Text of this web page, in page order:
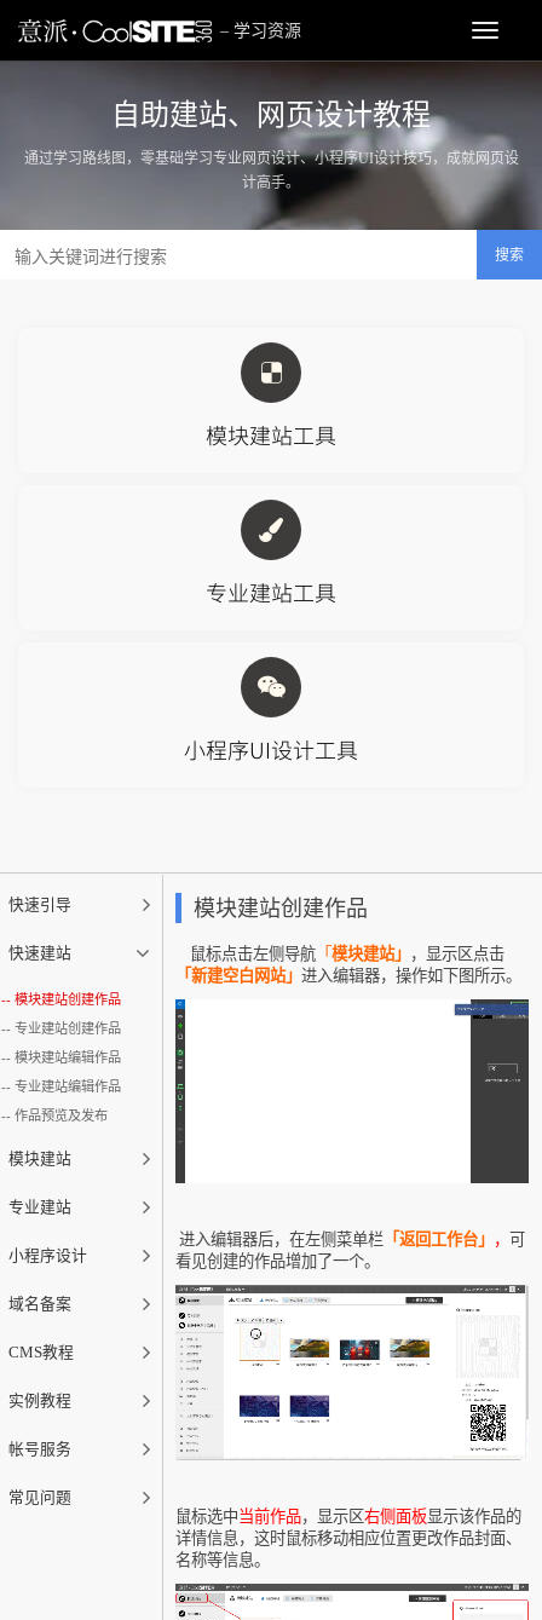
Toggle
网页设计教程
– 学习资源
自助建站、网页设计教程
通过学习路线图，零基础学习专业网页设计、小程序UI设计技巧，成就网页设
计高手。
搜索
模块建站工具
专业建站工具
小程序UI设计工具
快速引导
快速建站
模块建站创建作品
专业建站创建作品
模块建站编辑作品
专业建站编辑作品
作品预览及发布
模块建站
专业建站
小程序设计
域名备案
CMS教程
实例教程
帐号服务
常见问题
模块建站创建作品
鼠标点击左侧导航「 模块建站」 ，显示区点击
「新建空白网站」 进入编辑器，操作如下图所示。
进入编辑器后，在左侧菜单栏「返回工作台」 ，
可
看见创建的作品增加了一个。
鼠标选中当前作品，显示区右侧面板显示该作品的
详情信息，这时鼠标移动相应位置更改作品封面、
名称等信息。